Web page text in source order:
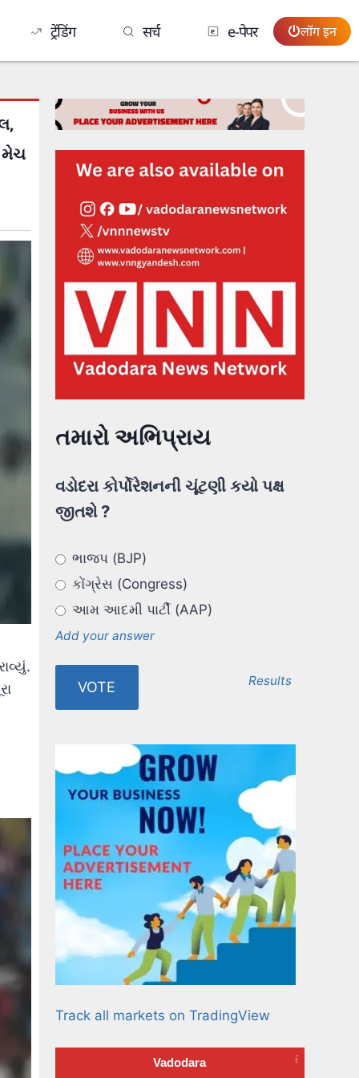
ट्रेंडिंग सर्च e-पेपर लॉग इन
મેચ
તમારો અભિપ્રાય
વડોદરા કોર્પોરેશનની ચૂંટણી કયો પક્ષ
જીતશે ?
ભાજપ (BJP)
કોંગ્રેસ (Congress)
આમ આદમી પાર્ટી (AAP)
Add your answer
Results
Track all markets on TradingView
Vadodara